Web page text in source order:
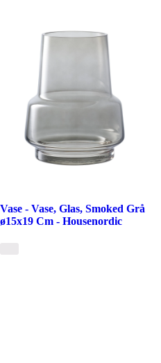
Vase - Vase, Glas, Smoked Grå
ø15x19 Cm - Housenordic